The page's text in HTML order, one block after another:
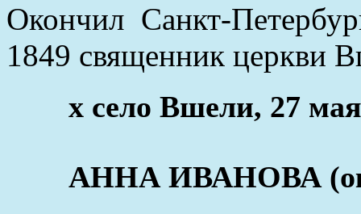
Окончил Санкт-
1849 священник церкви
x село Вшели, 27
АННА ИВАНОВА